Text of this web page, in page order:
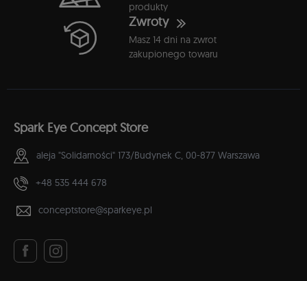
produkty
Zwroty
Masz 14 dni na zwrot
zakupionego towaru
Spark Eye Concept Store
aleja "Solidarności" 173/Budynek C, 00-877 Warszawa
+48 535 444 678
conceptstore@sparkeye.pl